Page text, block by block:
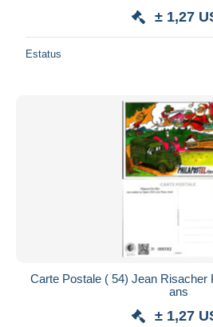
± 1,27
Estatus
Carte Postale ( 54) Jean Risacher
ans
± 1,27